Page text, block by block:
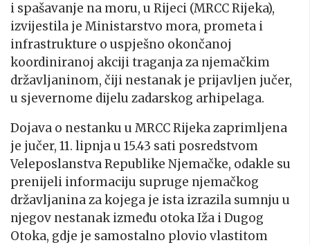
i spašavanje na moru, u Rijeci (MRCC Rijeka),
izvijestila je Ministarstvo mora, prometa i
infrastrukture o uspješno okončanoj
koordiniranoj akciji traganja za njemačkim
državljaninom, čiji nestanak je prijavljen jučer,
u sjevernome dijelu zadarskog arhipelaga.
Dojava o nestanku u MRCC Rijeka zaprimljena
je jučer, 11. lipnja u 15.43 sati posredstvom
Veleposlanstva Republike Njemačke, odakle su
prenijeli informaciju supruge njemačkog
državljanina za kojega je ista izrazila sumnju u
njegov nestanak između otoka Iža i Dugog
Otoka, gdje je samostalno plovio vlastitom